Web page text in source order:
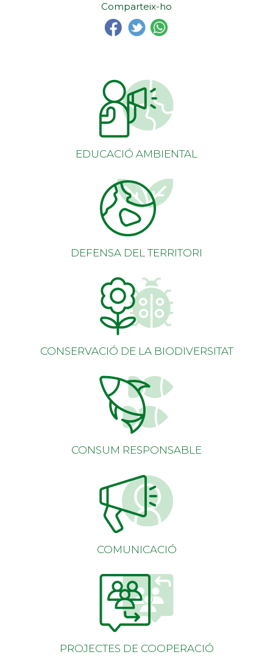
Comparteix-ho
EDUCACIÓ AMBIENTAL
DEFENSA DEL TERRITORI
CONSERVACIÓ DE LA BIODIVERSITAT
CONSUM RESPONSABLE
COMUNICACIÓ
PROJECTES DE COOPERACIÓ